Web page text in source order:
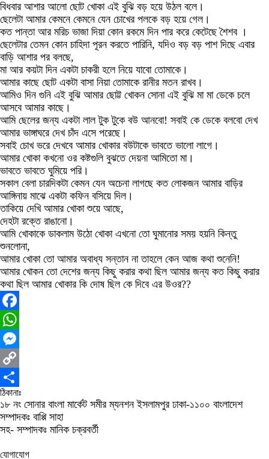
বিধবার আশার আলো ছোট খোকা এই বুঝি বড় হয়ে উঠল বলে।
ছেলেটা আমার কেমনে কেমনে যেন চোখের পলকে বড় হয়ে গেল।
কত পান্তা আর মরিচ ভাজা দিয়া কোন রকমে দিন পার করে কেটেছে শৈশব ।
ছেলেটার তেমন কোন চাহিদা পূরন করতে পারিনি, যদিও বড় বড় পাশ দিছে এবার
বাড়ি আশার পর বলছে,
মা আর কয়টা দিন একটা চাকরী হলে নিয়ে যাবো তোমাকে।
আমার কাছে ছোট একটা বাসা নিয়া তোমাকে রানীর মতন রাখব।
আমিও দিন গুনি এই বুঝি আমার ছোট্ট খোকন সোনা এই বুঝি মা মা ডেকে চলে
আসবে আমার কাছে।
আমি ছেলের জন্য একটা লাল টুক টুকে বউ আনবো! সবাই কে ডেকে বলবো দেখ
আমার ভাঙ্গাঘরে দেখ চাঁদ এসে পরেছে।
সবাই চোখ ভরে দেখবে আমার খোকার বউটাকে ভাবতে ভালো লাগে।
আমার খোকা কখনো ওর কষ্টগুলি বুঝতে দেয়না আমিতো মা।
ভাবতে ভাবতে ঘুমিয়ে পরি।
সকাল বেলা চারদিকটা কেমন যেন অচেনা লাগছে কত লোকজন আমার বাড়ির
আঙ্গিনায় মাঝে একটা কফিন বসিয়ে দিল।
তাকিয়ে দেখি আমার খোকা শুয়ে আছে,
দেহটা রক্তে রাঙানো।
আমি খোকাকে ডাকলাম উঠো খোকা এখনো তো ঘুমানোর সময় হয়নি কিন্তু
শুনলোনা,
আমার খোকা তো আমার অবাধ্য সন্তান না তাহলে কেন আজ কথা শুনেনি!
আমার খোকন তো দেশের জন্য কিছু করার কথা ছিল আমার জন্য কত কিছু করার
কথা ছিল আমার খোকার কি দোষ ছিল কে দিবে এর উওর??
Facebook
WhatsApp
Messenger
Copy
Link
Share
ঠিকানাঃ
১৮ নং সোনার বাংলা মার্কেট সমীর ম্যনশন ইসলামপুর ঢাকা-১১০০ বাংলাদেশ
সম্পাদকঃ বাপ্পি সাহা
সহ- সম্পাদকঃ মানিক চক্রবর্তী
যোগাযোগ